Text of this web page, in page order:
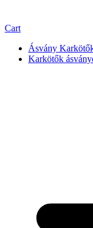
Cart
Ásvány
Karkötők